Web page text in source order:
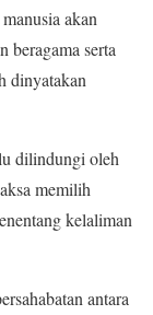
akan
beragama serta
dinyatakan
dilindungi oleh
memilih
kelaliman
antara